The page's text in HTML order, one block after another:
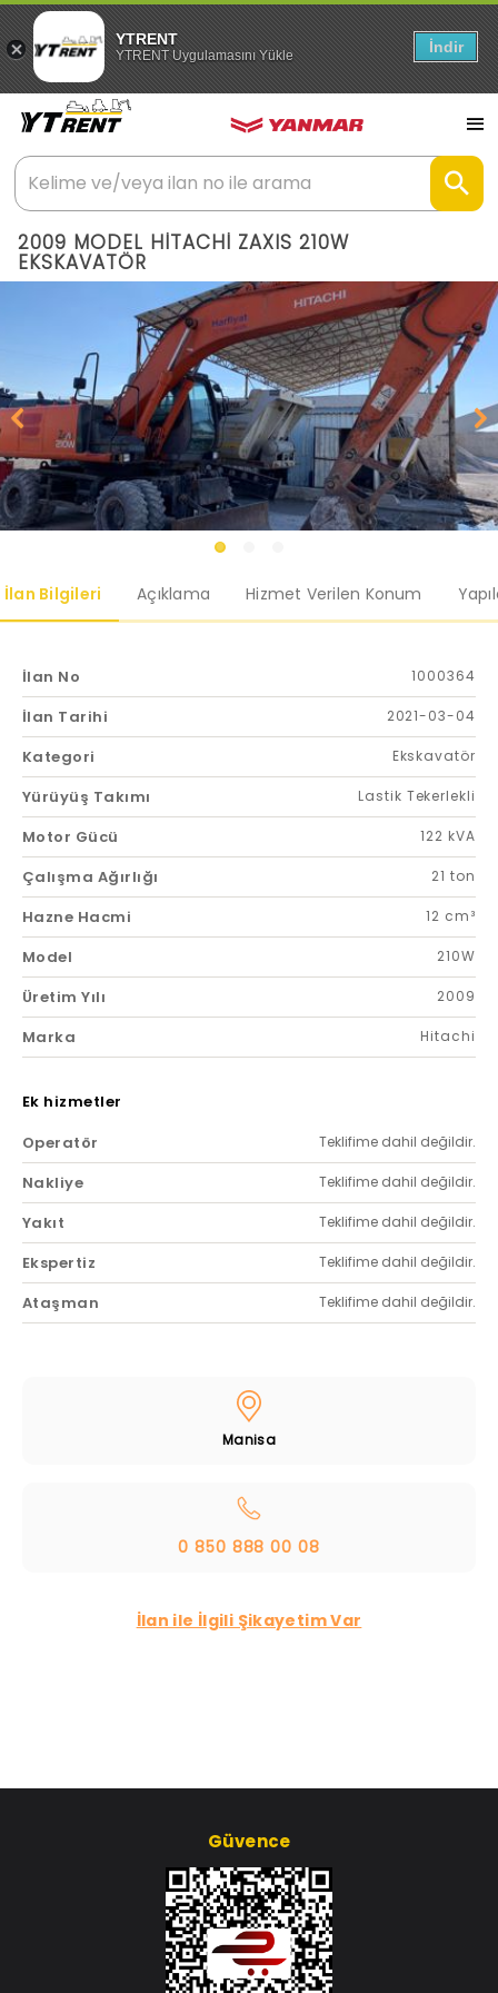
YTRENT
YTRENT Uygulamasını Yükle İndir
2009 MODEL HİTACHİ ZAXIS 210W
EKSKAVATÖR
İlan Bilgileri Açıklama Hizmet Verilen Konum
İlan No 1000364
İlan Tarihi 2021-03-04
Kategori Ekskavatör
Yürüyüş Takımı Lastik Tekerlekli
Motor Gücü 122 kVA
Çalışma Ağırlığı 21 ton
Hazne Hacmi 12 cm³
Model 210W
Üretim Yılı 2009
Marka Hitachi
Ek hizmetler
Operatör
Teklifime dahil değildir.
Nakliye Teklifime dahil değildir.
Yakıt Teklifime dahil değildir.
Ekspertiz Teklifime dahil değildir.
Ataşman Teklifime dahil değildir.
Manisa
0 850 888 00 08
İlan ile İlgili Şikayetim Var
Güvence